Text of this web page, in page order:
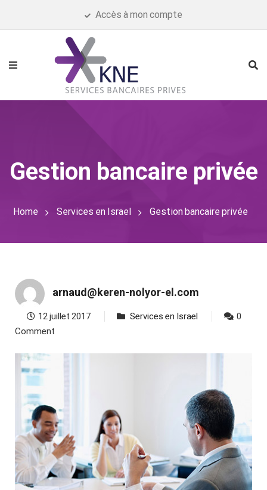
Accès à mon compte
Gestion bancaire privée
Home Services en Israel Gestion bancaire privée
arnaud@keren-nolyor-el.com
12 juillet 2017 Services en Israel
0
Comment